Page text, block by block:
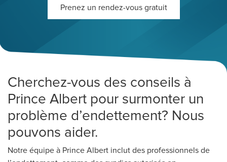
Prenez un rendez-vous gratuit
Cherchez-vous des conseils à
Prince Albert pour surmonter un
problème d’endettement? Nous
pouvons aider.
Notre équipe à Prince Albert inclut des professionnels de